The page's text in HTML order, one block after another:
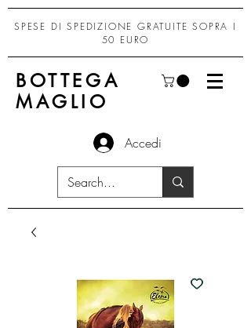
SPESE DI SPEDIZIONE GRATUITE SOPRA I
50 EURO
BOTTEGA
MAGLIO
Accedi